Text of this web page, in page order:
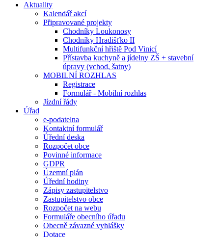
Aktuality
Kalendář akcí
Připravované projekty
Chodníky Loukonosy
Chodníky Hradišťko II
Multifunkční hřiště Pod Vinicí
Přístavba kuchyně a jídelny ZŠ + stavební
úpravy (vchod, šatny)
MOBILNÍ ROZHLAS
Registrace
Formulář - Mobilní rozhlas
Jízdní řády
Úřad
e-podatelna
Kontaktní formulář
Úřední deska
Rozpočet obce
Povinné informace
GDPR
Územní plán
Úřední hodiny
Zápisy zastupitelstvo
Zastupitelstvo obce
Rozpočet na webu
Formuláře obecního úřadu
Obecně závazné vyhlášky
Dotace